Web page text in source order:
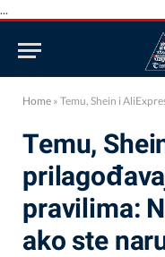
...
Home » Temu, Shein i AliExpress se
Temu,
pravilima:
ako ste